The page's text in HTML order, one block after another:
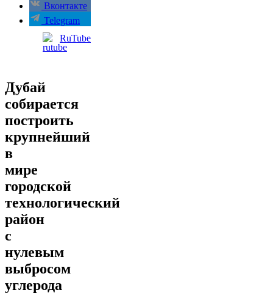
Вконтакте
Telegram
RuTube
Дубай
собирается
построить
крупнейший
в
мире
городской
технологический
район
с
нулевым
выбросом
углерода